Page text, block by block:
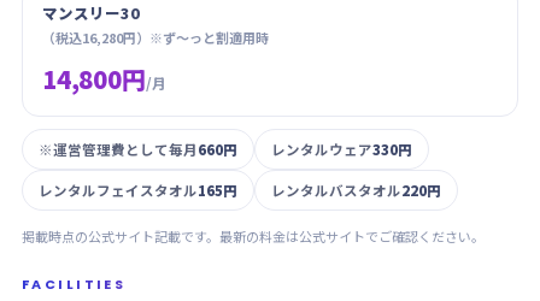
マンスリー30
（税込16,280円）※ず〜っと割適用時
14,800円/月
※運営管理費として毎月660円 レンタルウェア330円
レンタルフェイスタオル165円 レンタルバスタオル220円
掲載時点の公式サイト記載です。最新の料金は公式サイトでご確認ください。
FACILITIES